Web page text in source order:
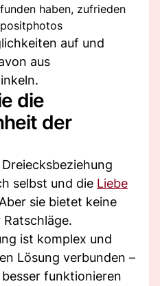
haben, zufrieden
auf und
aus
die
der
selbst und die Liebe
sie bietet keine
ist komplex und
Lösung verbunden –
funktionieren